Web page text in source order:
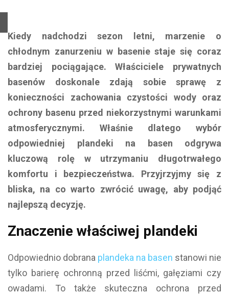
Kiedy nadchodzi sezon letni, marzenie o
chłodnym zanurzeniu w basenie staje się coraz
bardziej pociągające. Właściciele prywatnych
basenów doskonale zdają sobie sprawę z
konieczności zachowania czystości wody oraz
ochrony basenu przed niekorzystnymi warunkami
atmosferycznymi. Właśnie dlatego wybór
odpowiedniej plandeki na basen odgrywa
kluczową rolę w utrzymaniu długotrwałego
komfortu i bezpieczeństwa. Przyjrzyjmy się z
bliska, na co warto zwrócić uwagę, aby podjąć
najlepszą decyzję.
Znaczenie właściwej plandeki
Odpowiednio dobrana plandeka na basen stanowi nie
tylko barierę ochronną przed liśćmi, gałęziami czy
owadami. To także skuteczna ochrona przed